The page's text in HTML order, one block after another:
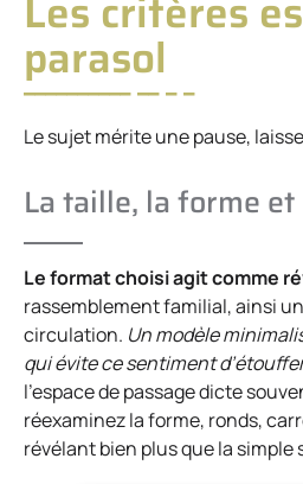
parasol
Le sujet mérite une pause,
La taille, la forme
Le format choisi agit comme
rassemblement familial, ainsi
circulation. Un modèle
qui évite ce sentiment
l’espace de passage dicte
réexaminez la forme, ronds,
révélant bien plus que la simple